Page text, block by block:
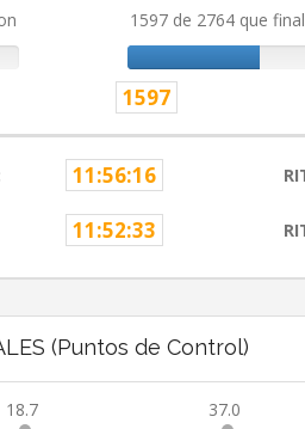
1597 de 2764 que
1597
11:56:16
11:52:33
(Puntos de Control)
18.7
37.0